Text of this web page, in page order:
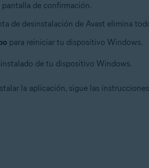
pantalla de confirmación.
de desinstalación de Avast elimina
para reiniciar tu dispositivo Windows.
de tu dispositivo Windows.
la aplicación, sigue las